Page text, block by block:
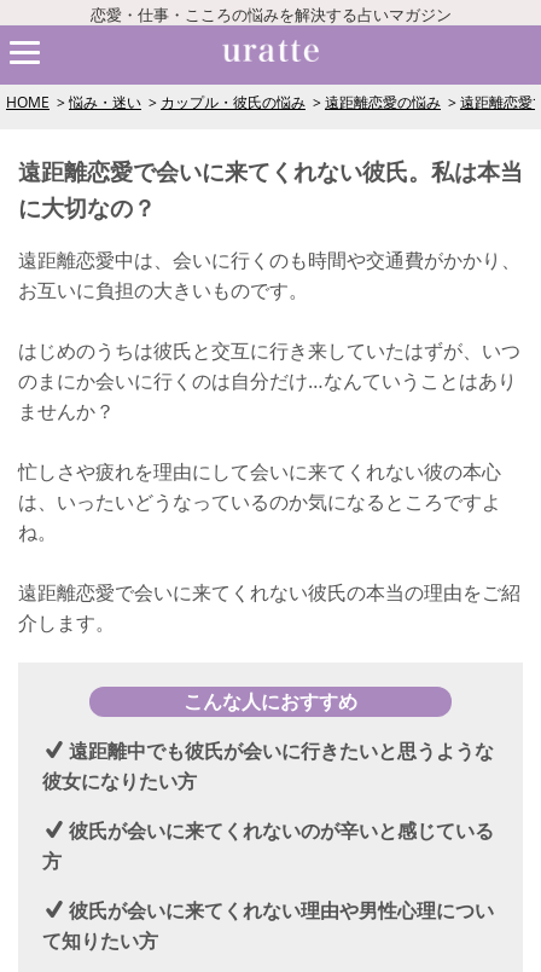
恋愛・仕事・こころの悩みを解決する占いマガジン
HOME 悩み・迷い カップル・彼氏の悩み 遠距離恋愛の悩み 遠距離恋愛
遠距離恋愛で会いに来てくれない彼氏。私は本当
に大切なの？
遠距離恋愛中は、会いに行くのも時間や交通費がかかり、
お互いに負担の大きいものです。
はじめのうちは彼氏と交互に行き来していたはずが、いつ
のまにか会いに行くのは自分だけ…なんていうことはあり
ませんか？
忙しさや疲れを理由にして会いに来てくれない彼の本心
は、いったいどうなっているのか気になるところですよ
ね。
遠距離恋愛で会いに来てくれない彼氏の本当の理由をご紹
介します。
こんな人におすすめ
遠距離中でも彼氏が会いに行きたいと思うような
彼女になりたい方
彼氏が会いに来てくれないのが辛いと感じている
方
彼氏が会いに来てくれない理由や男性心理につい
て知りたい方